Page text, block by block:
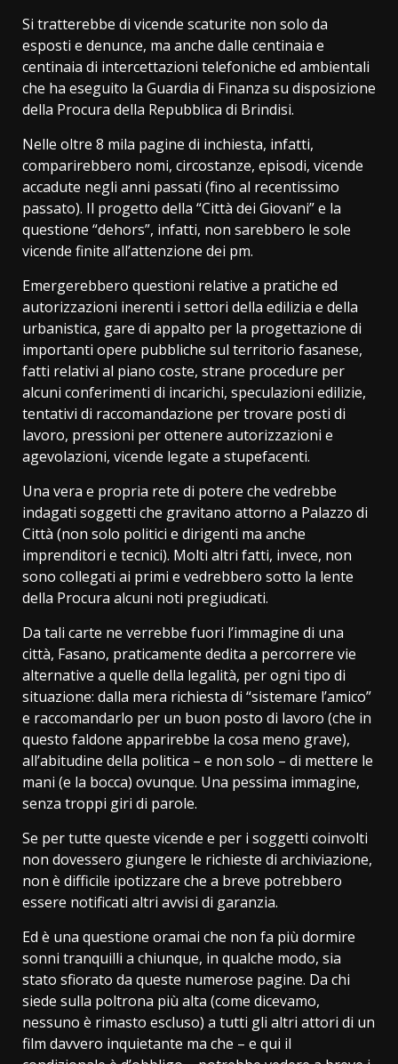
Si tratterebbe di vicende scaturite non solo da
esposti e denunce, ma anche dalle centinaia e
centinaia di intercettazioni telefoniche ed ambientali
che ha eseguito la Guardia di Finanza su disposizione
della Procura della Repubblica di Brindisi.
Nelle oltre 8 mila pagine di inchiesta, infatti,
comparirebbero nomi, circostanze, episodi, vicende
accadute negli anni passati (fino al recentissimo
passato). Il progetto della “Città dei Giovani” e la
questione “dehors”, infatti, non sarebbero le sole
vicende finite all’attenzione dei pm.
Emergerebbero questioni relative a pratiche ed
autorizzazioni inerenti i settori della edilizia e della
urbanistica, gare di appalto per la progettazione di
importanti opere pubbliche sul territorio fasanese,
fatti relativi al piano coste, strane procedure per
alcuni conferimenti di incarichi, speculazioni edilizie,
tentativi di raccomandazione per trovare posti di
lavoro, pressioni per ottenere autorizzazioni e
agevolazioni, vicende legate a stupefacenti.
Una vera e propria rete di potere che vedrebbe
indagati soggetti che gravitano attorno a Palazzo di
Città (non solo politici e dirigenti ma anche
imprenditori e tecnici). Molti altri fatti, invece, non
sono collegati ai primi e vedrebbero sotto la lente
della Procura alcuni noti pregiudicati.
Da tali carte ne verrebbe fuori l’immagine di una
città, Fasano, praticamente dedita a percorrere vie
alternative a quelle della legalità, per ogni tipo di
situazione: dalla mera richiesta di “sistemare l’amico”
e raccomandarlo per un buon posto di lavoro (che in
questo faldone apparirebbe la cosa meno grave),
all’abitudine della politica – e non solo – di mettere le
mani (e la bocca) ovunque. Una pessima immagine,
senza troppi giri di parole.
Se per tutte queste vicende e per i soggetti coinvolti
non dovessero giungere le richieste di archiviazione,
non è difficile ipotizzare che a breve potrebbero
essere notificati altri avvisi di garanzia.
Ed è una questione oramai che non fa più dormire
sonni tranquilli a chiunque, in qualche modo, sia
stato sfiorato da queste numerose pagine. Da chi
siede sulla poltrona più alta (come dicevamo,
nessuno è rimasto escluso) a tutti gli altri attori di un
film davvero inquietante ma che – e qui il